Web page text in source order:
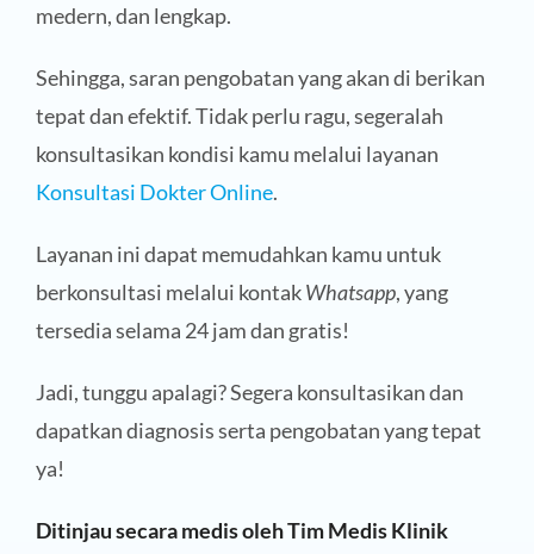
medern, dan lengkap.
Sehingga, saran pengobatan yang akan di berikan
tepat dan efektif. Tidak perlu ragu, segeralah
konsultasikan kondisi kamu melalui layanan
Konsultasi Dokter Online.
Layanan ini dapat memudahkan kamu untuk
berkonsultasi melalui kontakWhatsapp, yang
tersedia selama 24 jam dan gratis!
Jadi, tunggu apalagi? Segera konsultasikan dan
dapatkan diagnosis serta pengobatan yang tepat
ya!
Ditinjau secara medis oleh Tim Medis Klinik